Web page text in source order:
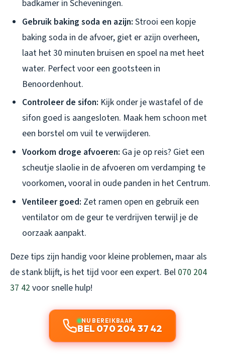
badkamer in Scheveningen.
Gebruik baking soda en azijn: Strooi een kopje
baking soda in de afvoer, giet er azijn overheen,
laat het 30 minuten bruisen en spoel na met heet
water. Perfect voor een gootsteen in
Benoordenhout.
Controleer de sifon: Kijk onder je wastafel of de
sifon goed is aangesloten. Maak hem schoon met
een borstel om vuil te verwijderen.
Voorkom droge afvoeren: Ga je op reis? Giet een
scheutje slaolie in de afvoeren om verdamping te
voorkomen, vooral in oude panden in het Centrum.
Ventileer goed: Zet ramen open en gebruik een
ventilator om de geur te verdrijven terwijl je de
oorzaak aanpakt.
Deze tips zijn handig voor kleine problemen, maar als
de stank blijft, is het tijd voor een expert. Bel 070 204
37 42 voor snelle hulp!
NU BEREIKBAAR
BEL 070 204 37 42